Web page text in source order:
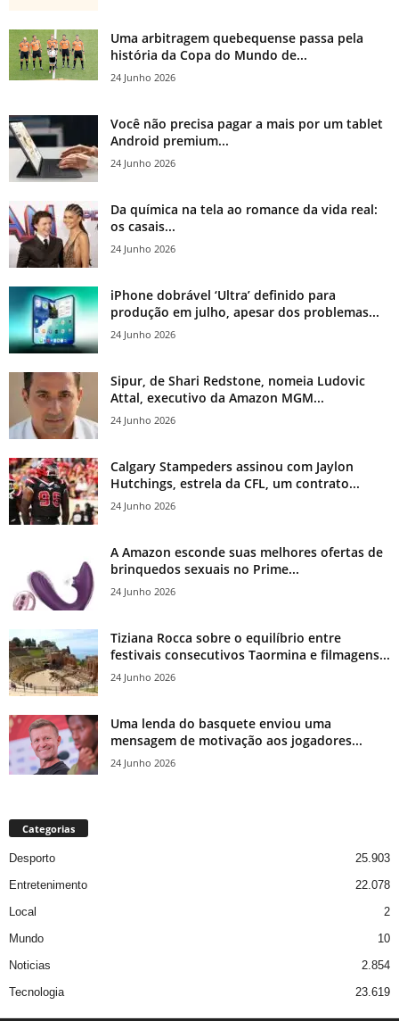
Uma arbitragem quebequense passa pela
história da Copa do Mundo de...
24 Junho 2026
Você não precisa pagar a mais por um tablet
Android premium...
24 Junho 2026
Da química na tela ao romance da vida real:
os casais...
24 Junho 2026
iPhone dobrável ‘Ultra’ definido para
produção em julho, apesar dos problemas...
24 Junho 2026
Sipur, de Shari Redstone, nomeia Ludovic
Attal, executivo da Amazon MGM...
24 Junho 2026
Calgary Stampeders assinou com Jaylon
Hutchings, estrela da CFL, um contrato...
24 Junho 2026
A Amazon esconde suas melhores ofertas de
brinquedos sexuais no Prime...
24 Junho 2026
Tiziana Rocca sobre o equilíbrio entre
festivais consecutivos Taormina e filmagens...
24 Junho 2026
Uma lenda do basquete enviou uma
mensagem de motivação aos jogadores...
24 Junho 2026
Categorias
Desporto
25.903
Entretenimento
22.078
Local
2
Mundo
10
Noticias
2.854
Tecnologia
23.619